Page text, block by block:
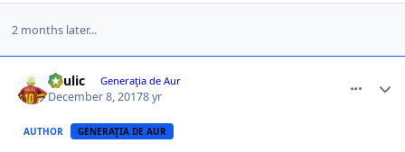
2 months later...
Raulic Generaţia de Aur
December 8, 20178 yr
AUTHOR GENERAŢIA DE AUR